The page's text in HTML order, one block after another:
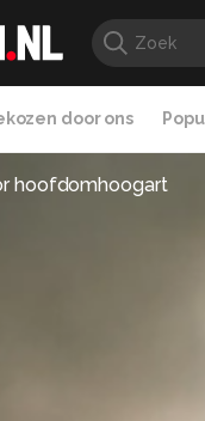
door ons
hoofdomhoogart